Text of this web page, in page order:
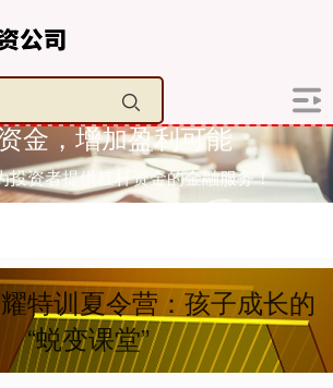
金，增加盈利可能
投资者提供杠杆资金的金融服务！
特训夏令营：孩子成长的
“蜕变课堂”